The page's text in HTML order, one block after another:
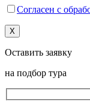
Согласен с
X
Оставить заявку
на подбор тура